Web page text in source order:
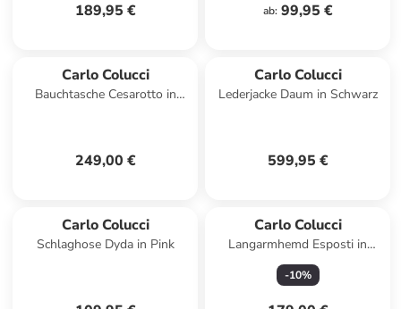
189,95 € ab: 99,95 €
Carlo Colucci
Bauchtasche Cesarotto in
249,00 €
Carlo Colucci
Lederjacke Daum in Schwarz
599,95 €
Carlo Colucci
Schlaghose Dyda in Pink
Carlo Colucci
Langarmhemd Esposti in
Türkis
-10%